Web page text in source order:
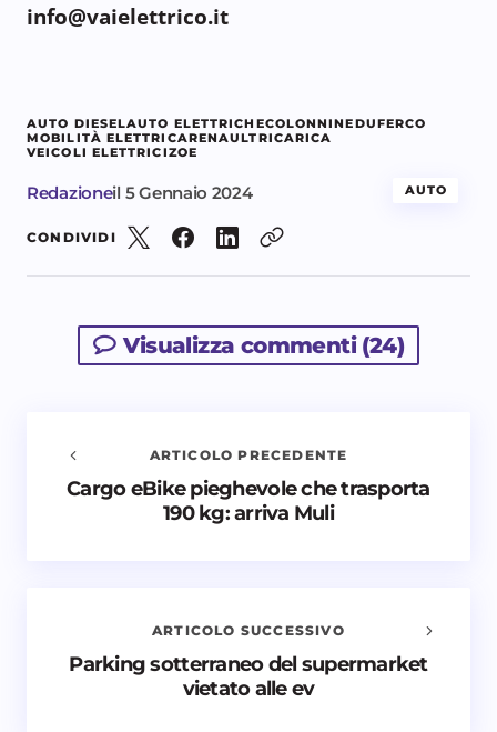
info@vaielettrico.it
AUTO DIESELAUTO ELETTRICHECOLONNINEDUFERCO
MOBILITÀ ELETTRICARENAULTRICARICA
VEICOLI ELETTRICIZOE
Redazioneil 5 Gennaio 2024 AUTO
CONDIVIDI
Visualizza commenti (24)
Avvisami quando vengono aggiunti nuovi
ARTICOLO PRECEDENTE
Cargo eBike pieghevole che trasporta
190 kg: arriva Muli
ARTICOLO SUCCESSIVO
Parking sotterraneo del supermarket
vietato alle ev